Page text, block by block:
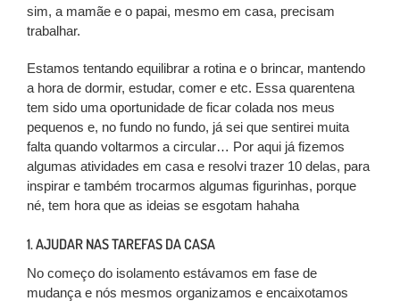
sim, a mamãe e o papai, mesmo em casa, precisam
trabalhar.
Estamos tentando equilibrar a rotina e o brincar, mantendo
a hora de dormir, estudar, comer e etc. Essa quarentena
tem sido uma oportunidade de ficar colada nos meus
pequenos e, no fundo no fundo, já sei que sentirei muita
falta quando voltarmos a circular… Por aqui já fizemos
algumas atividades em casa e resolvi trazer 10 delas, para
inspirar e também trocarmos algumas figurinhas, porque
né, tem hora que as ideias se esgotam hahaha
1. AJUDAR NAS TAREFAS DA CASA
No começo do isolamento estávamos em fase de
mudança e nós mesmos organizamos e encaixotamos